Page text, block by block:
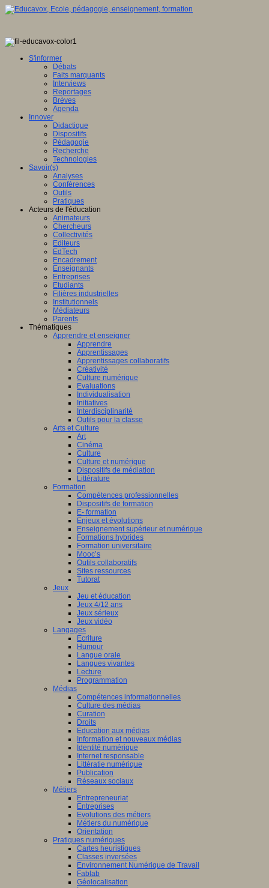
S'informer
Débats
Faits marquants
Interviews
Reportages
Brèves
Agenda
Innover
Didactique
Dispositifs
Pédagogie
Recherche
Technologies
Savoir(s)
Analyses
Conférences
Outils
Pratiques
Acteurs de l'éducation
Animateurs
Chercheurs
Collectivités
Editeurs
EdTech
Encadrement
Enseignants
Entreprises
Etudiants
Filières industrielles
Institutionnels
Médiateurs
Parents
Thématiques
Apprendre et enseigner
Apprendre
Apprentissages
Apprentissages collaboratifs
Créativité
Culture numérique
Evaluations
Individualisation
Initiatives
Interdisciplinarité
Outils pour la classe
Arts et Culture
Art
Cinéma
Culture
Culture et numérique
Dispositifs de médiation
Littérature
Formation
Compétences professionnelles
Dispositifs de formation
E- formation
Enjeux et évolutions
Enseignement supérieur et numérique
Formations hybrides
Formation universitaire
Mooc’s
Outils collaboratifs
Sites ressources
Tutorat
Jeux
Jeu et éducation
Jeux 4/12 ans
Jeux sérieux
Jeux vidéo
Langages
Ecriture
Humour
Langue orale
Langues vivantes
Lecture
Programmation
Médias
Compétences informationnelles
Culture des médias
Curation
Droits
Education aux médias
Information et nouveaux médias
Identité numérique
Internet responsable
Littératie numérique
Publication
Réseaux sociaux
Métiers
Entrepreneuriat
Entreprises
Evolutions des métiers
Métiers du numérique
Orientation
Pratiques numériques
Cartes heuristiques
Classes inversées
Environnement Numérique de Travail
Fablab
Géolocalisation